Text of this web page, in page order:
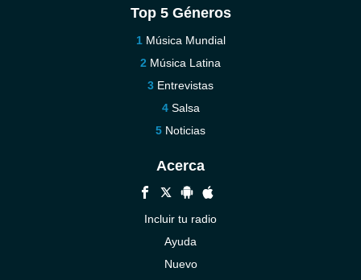
Top 5 Géneros
Música Mundial
Música Latina
Entrevistas
Salsa
Noticias
Acerca
Incluir tu radio
Ayuda
Nuevo